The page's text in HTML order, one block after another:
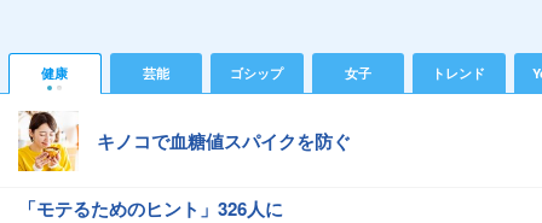
健康 芸能 ゴシップ 女子 トレンド
キノコで血糖値スパイクを防ぐ
「モテるためのヒント」326人に